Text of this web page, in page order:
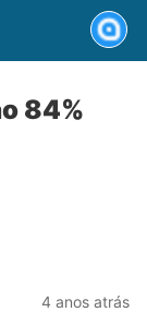
84%
4 anos atrás